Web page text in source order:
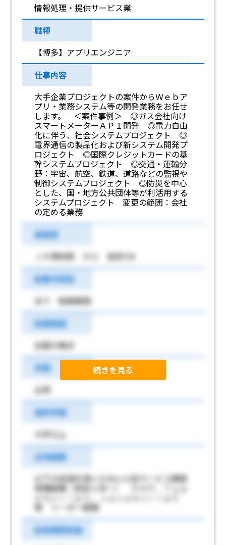
情報処理・提供サービス業
職種
【博多】アプリエンジニア
仕事内容
大手企業プロジェクトの案件からＷｅｂア
プリ・業務システム等の開発業務をお任せ
します。 ＜案件事例＞ ◎ガス会社向け
スマートメーターＡＰＩ開発 ◎電力自由
化に伴う、社会システムプロジェクト ◎
電界通信の製品化および新システム開発プ
ロジェクト ◎国際クレジットカードの基
幹システムプロジェクト ◎交通・運輸分
野：宇宙、航空、鉄道、道路などの監視や
制御システムプロジェクト ◎防災を中心
とした、国・地方公共団体等が利活用する
システムプロジェクト 変更の範囲：会社
の定める業務
最寄駅
ＪＲ博多駅 から 徒歩3分
転勤可能性
あり 転勤範囲
転勤範囲
全国の拠点
学歴
必須
最終学歴
大学以上
必須経験
以下の言語を用いたＷｅｂ系サービス開発
実務経験（目安１年～） ＰＨＰ、Ｔｙｐ
ｅＳｃｒｉｐｔ、ＪａｖａＳｃｒｉｐｔ
等 リーダー経験
試用期間有無
続きを見る